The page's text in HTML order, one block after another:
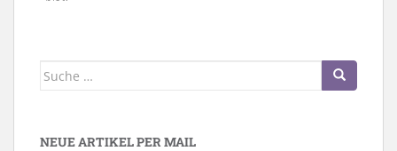
Suche
NEUE ARTIKEL PER MAIL